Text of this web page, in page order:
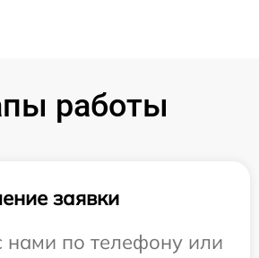
работы
заявки
нами по телефону или